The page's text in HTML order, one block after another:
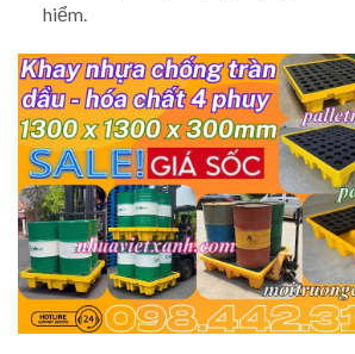
hiểm.